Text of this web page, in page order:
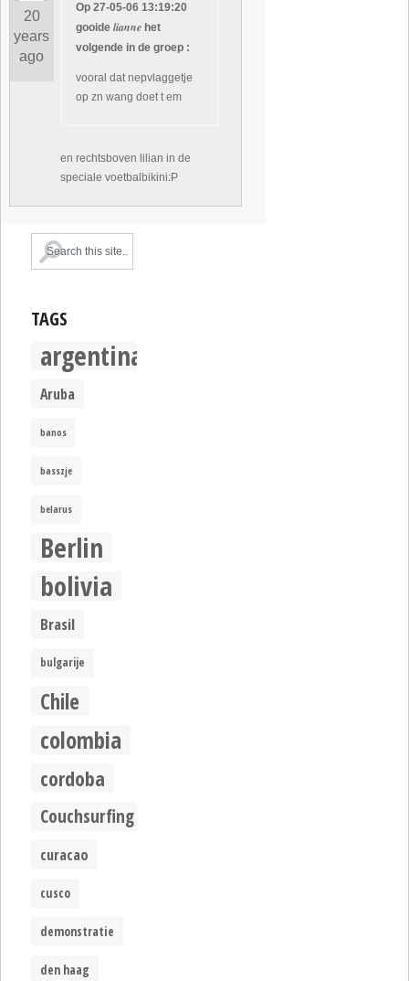
20
years
ago
Op 27-05-06 13:19:20
gooidelianne het
volgende in de groep :
vooral dat nepvlaggetje
op zn wang doet t em
en rechtsboven lilian in de
speciale voetbalbikini:P
TAGS
argentina
Aruba
banos
basszje
belarus
Berlin
bolivia
Brasil
bulgarije
Chile
colombia
cordoba
Couchsurfing
curacao
cusco
demonstratie
den haag